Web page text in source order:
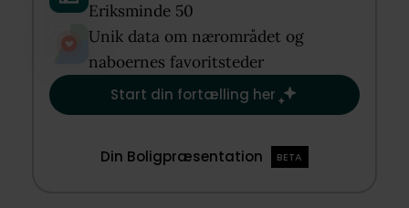
Eriksminde 50​
Unik data om nærområdet og
naboernes favoritsteder​
Start din fortælling her
Din Boligpræsentation BETA